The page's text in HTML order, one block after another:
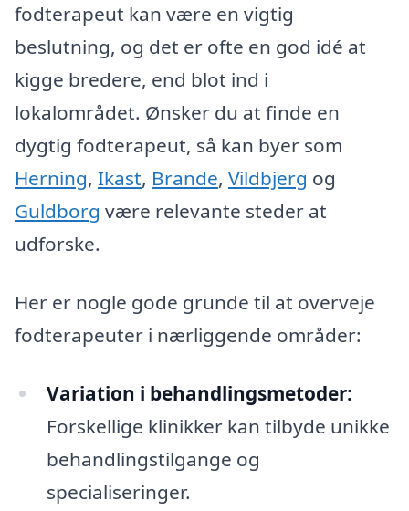
fodterapeut kan være en vigtig
beslutning, og det er ofte en god idé at
kigge bredere, end blot ind i
lokalområdet. Ønsker du at finde en
dygtig fodterapeut, så kan byer som
Herning, Ikast, Brande, Vildbjerg og
Guldborg være relevante steder at
udforske.
Her er nogle gode grunde til at overveje
fodterapeuter i nærliggende områder:
Variation i behandlingsmetoder:
Forskellige klinikker kan tilbyde unikke
behandlingstilgange og
specialiseringer.